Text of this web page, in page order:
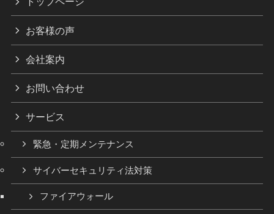
お客様の声
会社案内
お問い合わせ
サービス
緊急・定期メンテナンス
サイバーセキュリティ法対策
ファイアウォール